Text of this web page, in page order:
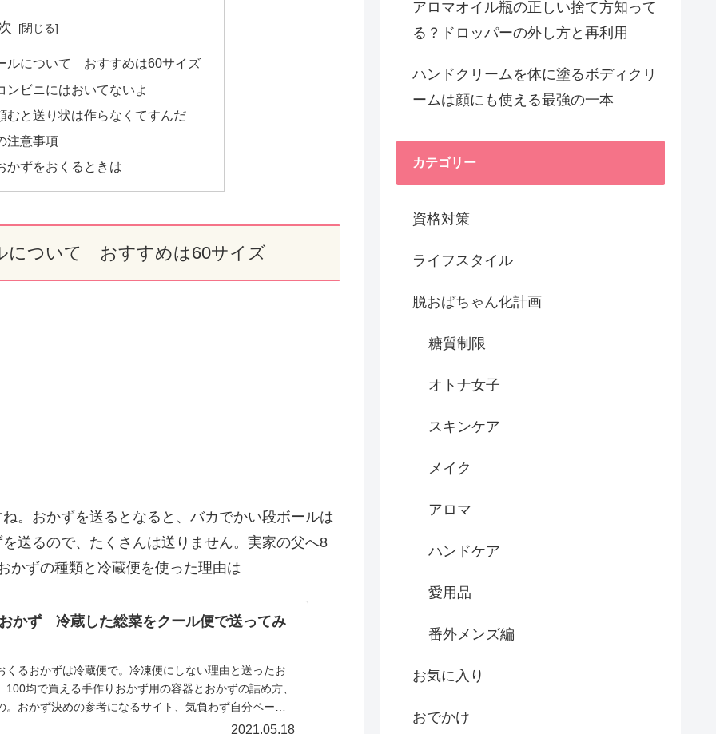
ルについて おすすめは60サイズ
ンビニにはおいてないよ
むと送り状は作らなくてすんだ
注意事項
ずをおくるときは
について おすすめは60サイズ
。おかずを送るとなると、バカでかい段ボールは
送るので、たくさんは送りません。実家の父へ8
かずの種類と冷蔵便を使った理由は
かず 冷蔵した総菜をクール便で送ってみ
くるおかずは冷蔵便で。冷凍便にしない理由と送ったお
均で買える手作りおかず用の容器とおかずの詰め方、
おかず決めの参考になるサイト、気負わず自分ペース
2021.05.18
アロマオイル瓶の正しい捨て方知って
る？ドロッパーの外し方と再利用
ハンドクリームを体に塗るボディクリ
ームは顔にも使える最強の一本
カテゴリー
資格対策
ライフスタイル
脱おばちゃん化計画
糖質制限
オトナ女子
スキンケア
メイク
アロマ
ハンドケア
愛用品
番外メンズ編
お気に入り
おでかけ